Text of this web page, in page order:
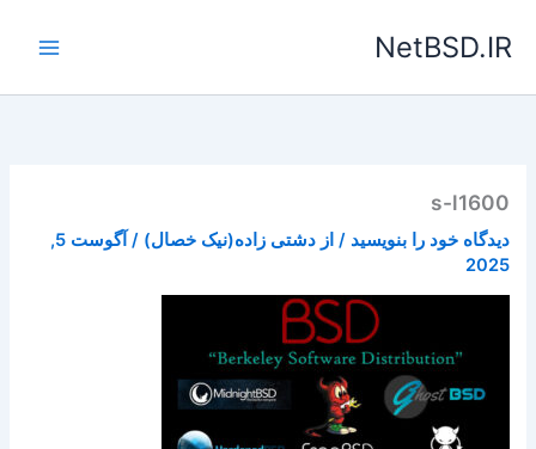
NetBSD.IR
s-l1600
دیدگاه‌ خود را بنویسید / از دشتی زاده(نیک خصال)/
آگوست 5,
2025